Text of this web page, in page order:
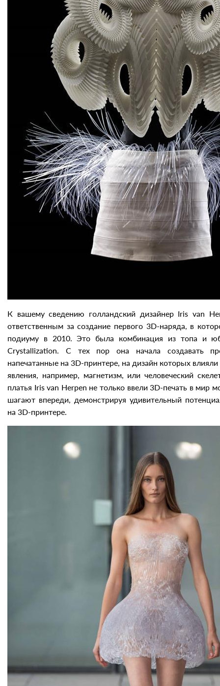
К вашему сведению голландский дизайнер Iris van
ответственным за создание первого 3D-наряда, в
подиуму в 2010. Это была комбинация из топа и
Crystallization. С тех пор она начала создавать
напечатанные на 3D-принтере, на дизайн которых
явления, например, магнетизм, или человеческий
платья Iris van Herpen не только ввели 3D-печать в мир
шагают впереди, демонстрируя удивительный
на 3D-принтере.